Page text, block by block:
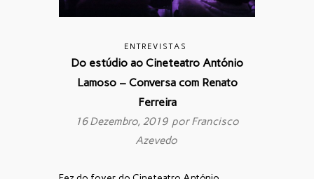
ENTREVISTAS
Do estúdio ao Cineteatro António
Lamoso – Conversa com Renato
Ferreira
16 Dezembro, 2019 porFrancisco
Azevedo